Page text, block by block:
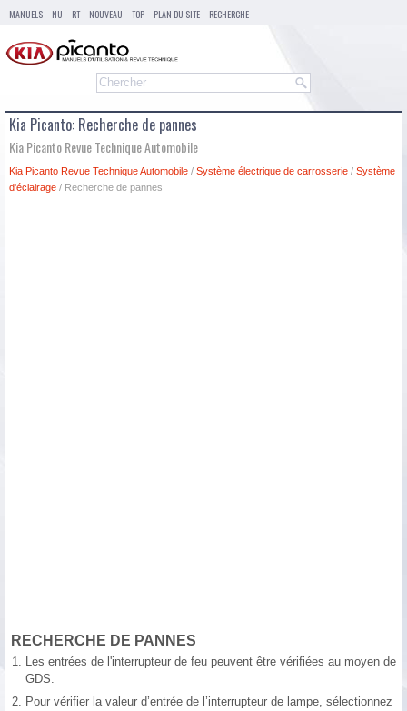
MANUELS NU RT NOUVEAU TOP PLAN DU SITE RECHERCHE
Kia Picanto: Recherche de pannes
Kia Picanto Revue Technique Automobile
Kia Picanto Revue Technique Automobile / Système électrique de carrosserie / Système
d'éclairage / Recherche de pannes
RECHERCHE DE PANNES
1. Les entrées de l'interrupteur de feu peuvent être vérifiées au moyen de
GDS.
2. Pour vérifier la valeur d’entrée de l’interrupteur de lampe, sélectionnez